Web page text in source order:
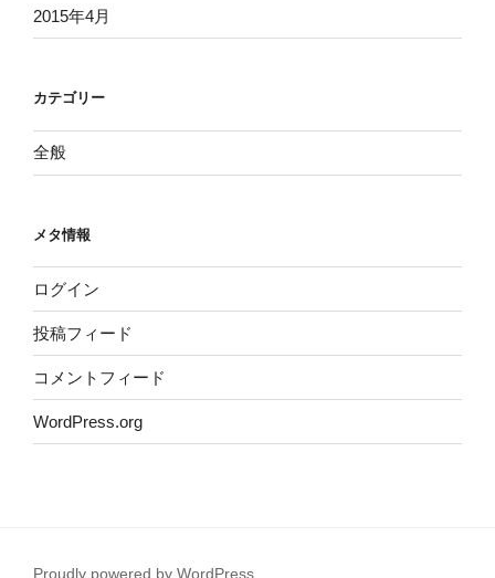
2015年4月
カテゴリー
全般
メタ情報
ログイン
投稿フィード
コメントフィード
WordPress.org
Proudly powered by WordPress